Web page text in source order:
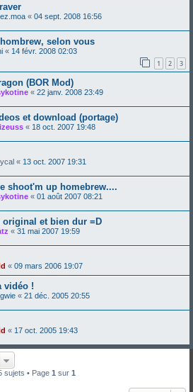
« 04 sept. 2008 16:56
selon vous
« 14 févr. 2008 02:03
1 2 3
(BOR Mod)
« 22 janv. 2008 23:49
et download (portage)
« 18 oct. 2007 19:48
« 13 oct. 2007 19:31
shoot'm up homebrew....
« 01 août 2007 08:21
et bien dur =D
« 31 mai 2007 19:59
« 09 mars 2006 19:07
vidéo !
« 21 déc. 2005 20:55
« 17 oct. 2005 19:43
sujets • Page 1 sur 1